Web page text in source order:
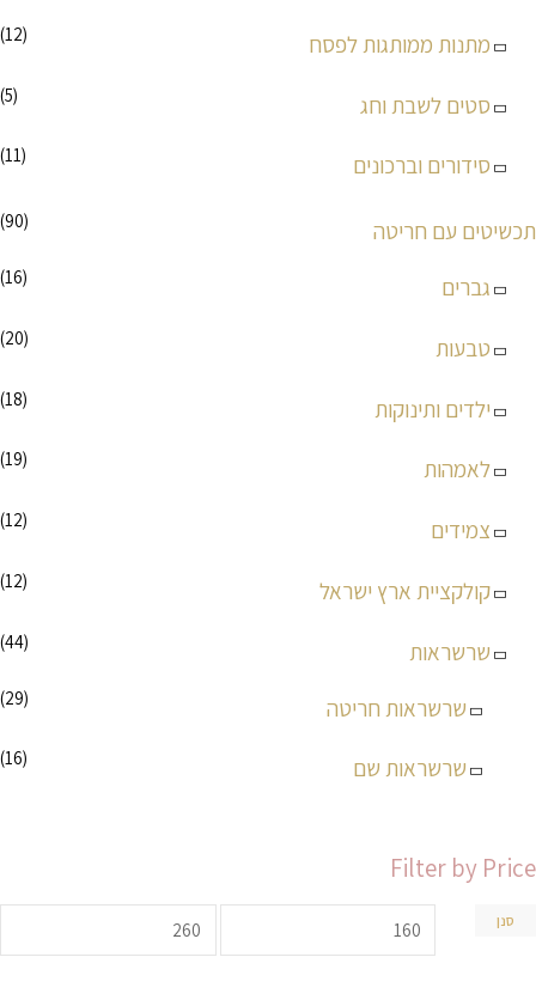
מתנות ממותגות לפסח (12)
סטים לשבת וחג (5)
סידורים וברכונים (11)
תכשיטים עם חריטה (90)
גברים (16)
טבעות (20)
ילדים ותינוקות (18)
לאמהות (19)
צמידים (12)
קולקציית ארץ ישראל (12)
שרשראות (44)
שרשראות חריטה (29)
שרשראות שם (16)
Filter by Price
סנן